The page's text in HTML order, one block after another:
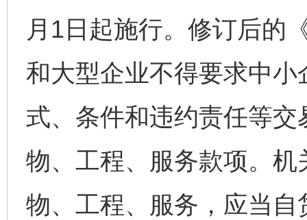
月1日起施行。修订后的
和大型企业不得要求中
式、条件和违约责任等
物、工程、服务款项。
物、工程、服务，应当